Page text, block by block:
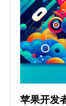
苹果开发